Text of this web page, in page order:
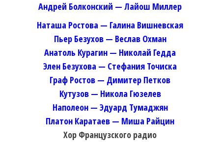
Андрей Болконский — Лайош Миллер
Наташа Ростова — Галина Вишневская
Пьер Безухов — Веслав Охман
Анатоль Курагин — Николай Гедда
Элен Безухова — Стефания Точиска
Граф Ростов — Димитер Петков
Кутузов — Никола Гюзелев
Наполеон — Эдуард Тумаджян
Платон Каратаев — Миша Райцин
Хор Французского радио